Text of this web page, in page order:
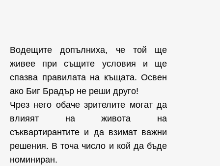
Водещите допълниха, че той ще
живее при същите условия и ще
спазва правилата на къщата. Освен
ако Биг Брадър не реши друго!
Чрез него обаче зрителите могат да
влияят на живота на
съквартирантите и да взимат важни
решения. В точа число и кой да бъде
номиниран.